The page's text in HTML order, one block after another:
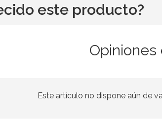
este producto?
Este artículo no dispone aún de